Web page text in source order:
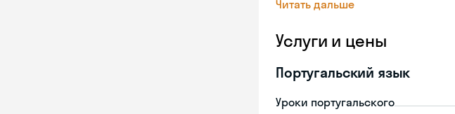
Читать дальше
Услуги и цены
Португальский язык
Уроки португальского